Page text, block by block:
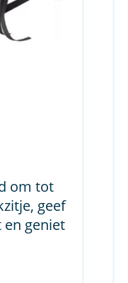
om tot
geef
en geniet